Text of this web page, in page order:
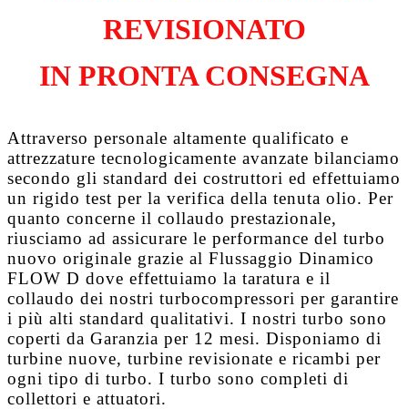
REVISIONATO
IN PRONTA CONSEGNA
Attraverso personale altamente qualificato e
attrezzature tecnologicamente avanzate bilanciamo
secondo gli standard dei costruttori ed effettuiamo
un rigido test per la verifica della tenuta olio. Per
quanto concerne il collaudo prestazionale,
riusciamo ad assicurare le performance del turbo
nuovo originale grazie al Flussaggio Dinamico
FLOW D dove effettuiamo la taratura e il
collaudo dei nostri turbocompressori per garantire
i più alti standard qualitativi. I nostri turbo sono
coperti da Garanzia per 12 mesi. Disponiamo di
turbine nuove, turbine revisionate e ricambi per
ogni tipo di turbo. I turbo sono completi di
collettori e attuatori.